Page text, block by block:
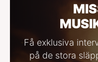
Få exklusiva
på de stora